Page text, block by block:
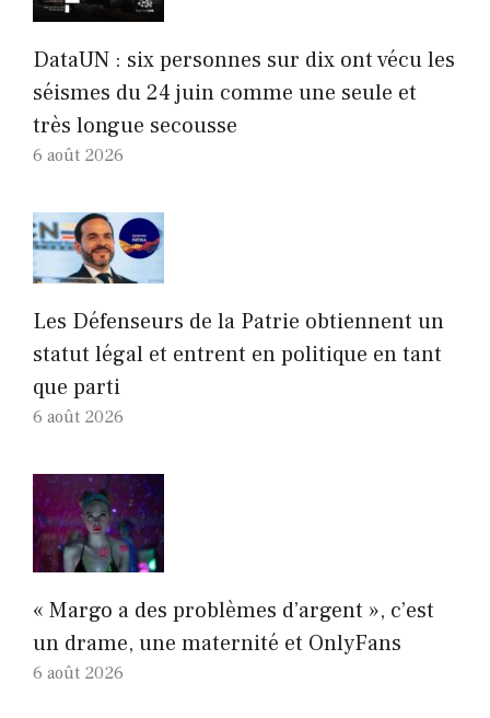
DataUN : six personnes sur dix ont vécu les
séismes du 24 juin comme une seule et
très longue secousse
6 août 2026
Les Défenseurs de la Patrie obtiennent un
statut légal et entrent en politique en tant
que parti
6 août 2026
« Margo a des problèmes d’argent », c’est
un drame, une maternité et OnlyFans
6 août 2026